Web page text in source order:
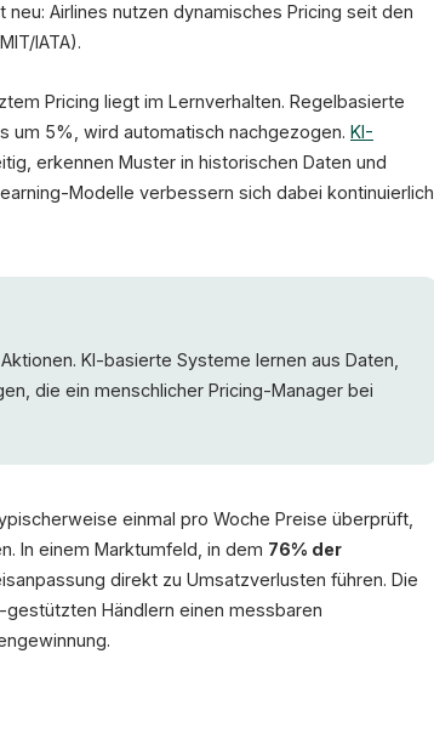
Airlines nutzen dynamisches Pricing seit den
IATA).
Pricing liegt im Lernverhalten. Regelbasierte
um 5%, wird automatisch nachgezogen. KI-
erkennen Muster in historischen Daten und
Modelle verbessern sich dabei kontinuierlich
KI-basierte Systeme lernen aus Daten,
die ein menschlicher Pricing-Manager bei
einmal pro Woche Preise überprüft,
In einem Marktumfeld, in dem 76% der
direkt zu Umsatzverlusten führen. Die
Händlern einen messbaren